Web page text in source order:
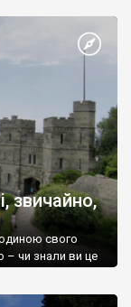
звичайно,
свого
– чи знали ви це